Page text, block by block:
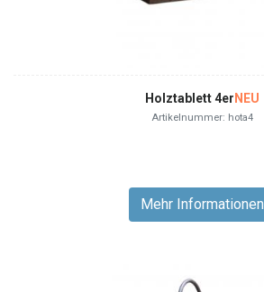
Holztablett 4er NEU
Artikelnummer: hota4
Mehr Informationen